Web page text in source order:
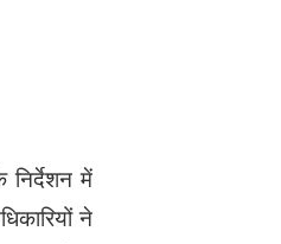
निर्देशन में
ने